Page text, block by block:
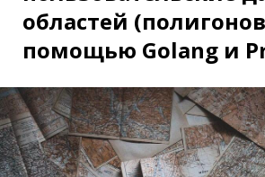
областей
помощью Golang и